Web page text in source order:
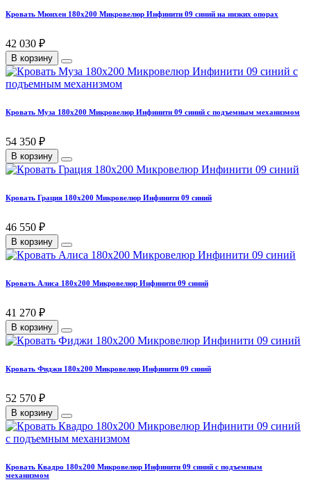
Кровать Мюнхен 180х200 Микровелюр Инфинити 09 синий на низких опорах
42 030 ₽
В корзину
Кровать Муза 180х200 Микровелюр Инфинити 09 синий с подъемным механизмом
54 350 ₽
В корзину
Кровать Грация 180х200 Микровелюр Инфинити 09 синий
46 550 ₽
В корзину
Кровать Алиса 180х200 Микровелюр Инфинити 09 синий
41 270 ₽
В корзину
Кровать Фиджи 180х200 Микровелюр Инфинити 09 синий
52 570 ₽
В корзину
Кровать Квадро 180х200 Микровелюр Инфинити 09 синий с подъемным
механизмом